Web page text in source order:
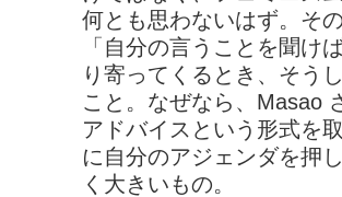
何とも思わないはず。そ
「自分の言うことを聞け
り寄ってくるとき、そう
こと。なぜなら、Masao
アドバイスという形式を
に自分のアジェンダを押
く大きいもの。